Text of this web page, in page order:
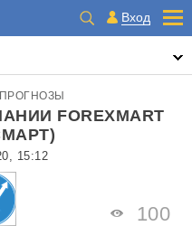
Вход
FOREXMART
15:12
100